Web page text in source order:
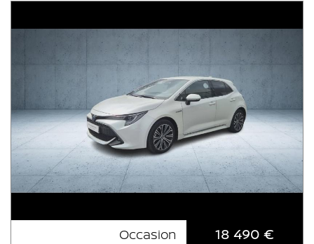
Occasion 18 490 €